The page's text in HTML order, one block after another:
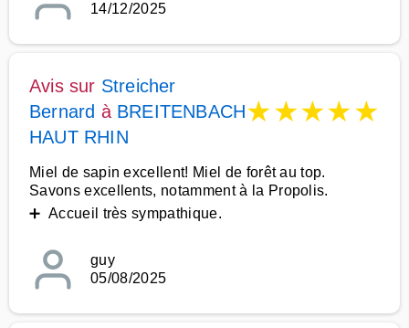
14/12/2025
Avis sur Streicher
Bernard à BREITENBACH
HAUT RHIN
★★★★★
Miel de sapin excellent! Miel de forêt au top.
Savons excellents, notamment à la Propolis.
➕ Accueil très sympathique.
guy
05/08/2025